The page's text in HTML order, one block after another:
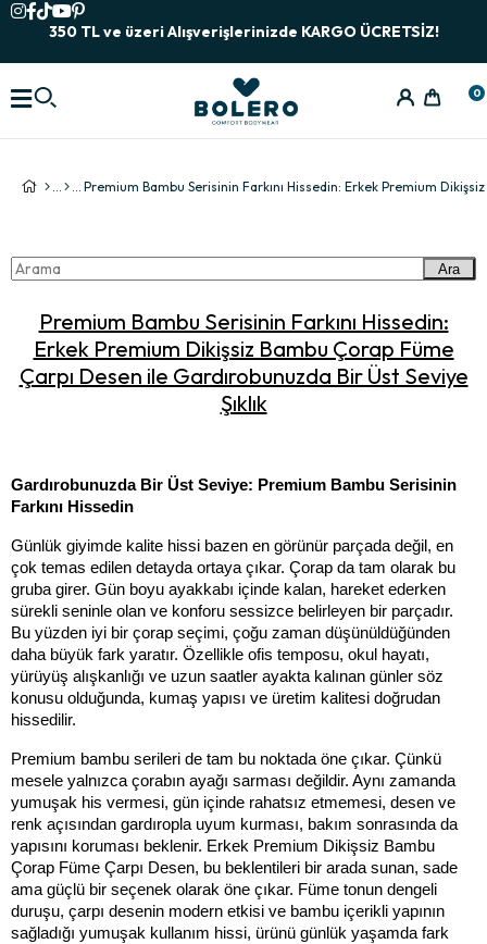
350 TL ve üzeri Alışverişlerinizde KARGO ÜCRETSİZ!
0
Ara
Premium Bambu Serisinin Farkını Hissedin:
Erkek Premium Dikişsiz Bambu Çorap Füme
Çarpı Desen ile Gardırobunuzda Bir Üst Seviye
Şıklık
Gardırobunuzda Bir Üst Seviye: Premium Bambu Serisinin
Farkını Hissedin
Günlük giyimde kalite hissi bazen en görünür parçada değil, en
çok temas edilen detayda ortaya çıkar. Çorap da tam olarak bu
gruba girer. Gün boyu ayakkabı içinde kalan, hareket ederken
sürekli seninle olan ve konforu sessizce belirleyen bir parçadır.
Bu yüzden iyi bir çorap seçimi, çoğu zaman düşünüldüğünden
daha büyük fark yaratır. Özellikle ofis temposu, okul hayatı,
yürüyüş alışkanlığı ve uzun saatler ayakta kalınan günler söz
konusu olduğunda, kumaş yapısı ve üretim kalitesi doğrudan
hissedilir.
Premium bambu serileri de tam bu noktada öne çıkar. Çünkü
mesele yalnızca çorabın ayağı sarması değildir. Aynı zamanda
yumuşak his vermesi, gün içinde rahatsız etmemesi, desen ve
renk açısından gardıropla uyum kurması, bakım sonrasında da
yapısını koruması beklenir. Erkek Premium Dikişsiz Bambu
Çorap Füme Çarpı Desen, bu beklentileri bir arada sunan, sade
ama güçlü bir seçenek olarak öne çıkar. Füme tonun dengeli
duruşu, çarpı desenin modern etkisi ve bambu içerikli yapının
sağladığı yumuşak kullanım hissi, ürünü günlük yaşamda fark